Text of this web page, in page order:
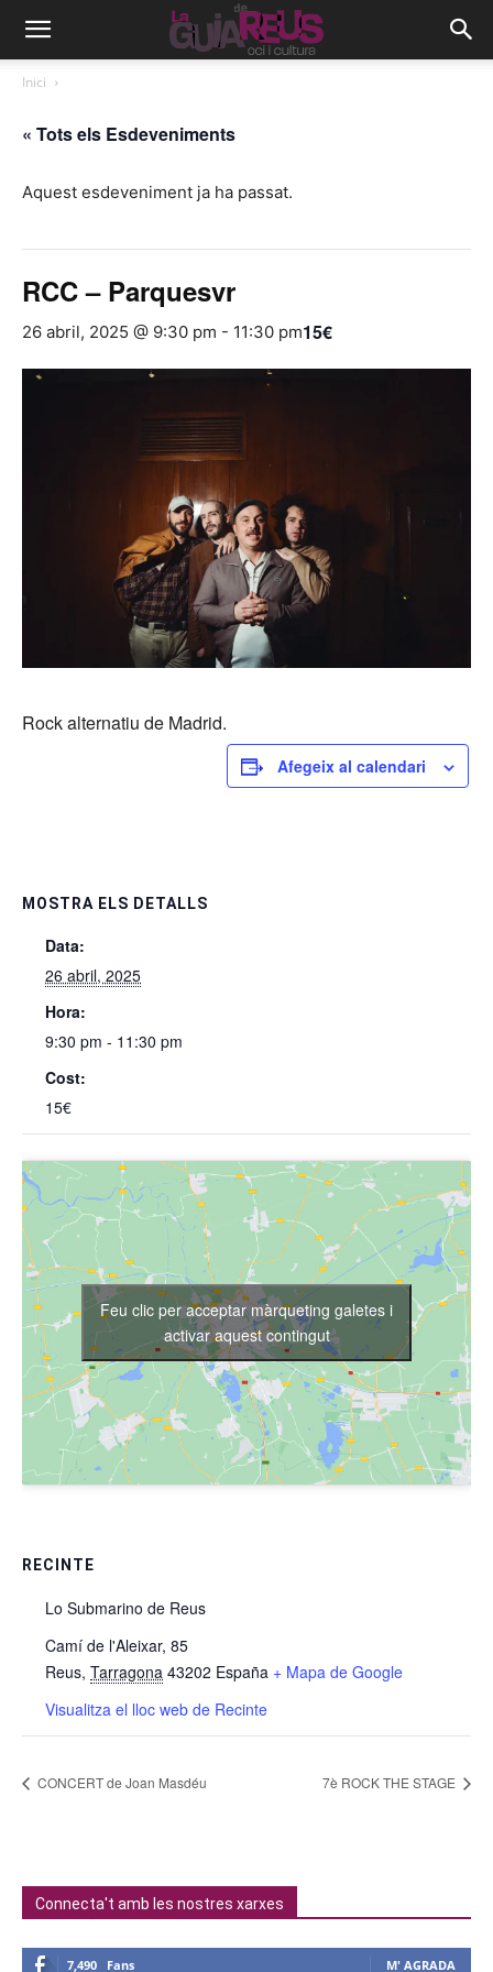
Inici
« Tots els Esdeveniments
Aquest esdeveniment ja ha passat.
RCC – Parquesvr
26 abril, 2025 @ 9:30 pm - 11:30 pm15€
Rock alternatiu de Madrid.
Afegeix al calendari
MOSTRA ELS DETALLS
Data:
26 abril, 2025
Hora:
9:30 pm - 11:30 pm
Cost:
15€
RECINTE
Lo Submarino de Reus
Camí de l'Aleixar, 85
Reus, Tarragona 43202 España + Mapa de Google
Visualitza el lloc web de Recinte
Feu clic per acceptar màrqueting galetes i
activar aquest contingut
CONCERT de Joan Masdéu 7è ROCK THE STAGE
Connecta't amb les nostres xarxes
7,490 Fans M' AGRADA